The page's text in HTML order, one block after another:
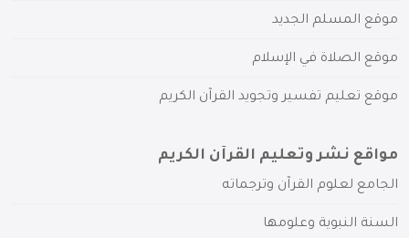
موقع المسلم الجديد
موقع الصلاة في الإسلام
موقع تعليم تفسير وتجويد القرآن الكريم
مواقع نشر وتعليم القرآن الكريم
الجامع لعلوم القرآن وترجماته
السنة النبوية وعلومها